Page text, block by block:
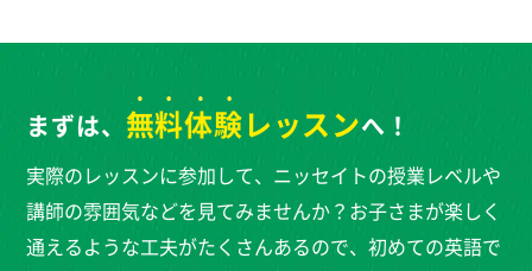
まずは、 無料体験レッスンへ！
実際のレッスンに参加して、ニッセイトの授業レベルや
講師の雰囲気などを見てみませんか？お子さまが楽しく
通えるような工夫がたくさんあるので、初めての英語で